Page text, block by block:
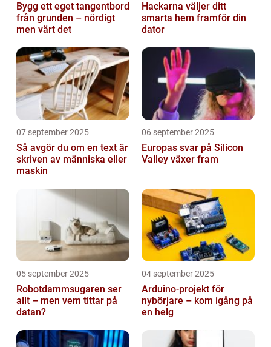
Bygg ett eget tangentbord
från grunden – nördigt
men värt det
Hackarna väljer ditt
smarta hem framför din
dator
07 september 2025
Så avgör du om en text är
skriven av människa eller
maskin
06 september 2025
Europas svar på Silicon
Valley växer fram
05 september 2025
Robotdammsugaren ser
allt – men vem tittar på
datan?
04 september 2025
Arduino-projekt för
nybörjare – kom igång på
en helg